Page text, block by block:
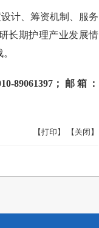
计、筹资机制、服务
长期护理产业发展情
；邮箱：
【打印】 【关闭】